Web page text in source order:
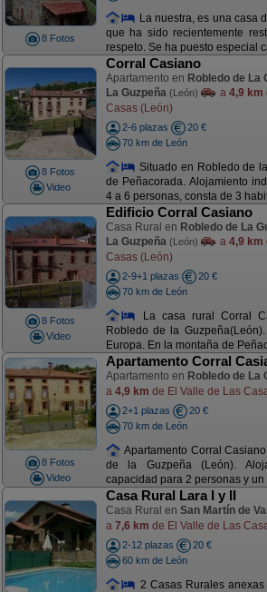
8 Fotos
La nuestra, es una casa
que ha sido recientemente
respeto. Se ha puesto especial
8 Fotos
Video
Corral Casiano
Apartamento en Robledo de La
La Guzpeña (León) a 4,9 km
Casas (León)
2-6 plazas
20 €
70 km de León
Situado en Robledo de
de Peñacorada. Alojamiento
4 a 6 personas, consta de 3
8 Fotos
Video
Edificio Corral Casiano
Casa Rural en Robledo de La
La Guzpeña (León) a 4,9 km
Casas (León)
2-9+1 plazas
20 €
70 km de León
La casa rural Corral
Robledo de la
Europa. En la montaña de
8 Fotos
Video
Apartamento Corral
Apartamento en Robledo de La
a 4,9 km de El Valle de Las
2+1 plazas
20 €
70 km de León
Apartamento Corral
de la Guzpeña (León).
capacidad para 2 personas y un
Casa Rural Lara I y II
Casa Rural en San Martín de
a 7,6 km de El Valle de Las
2-12 plazas
20 €
60 km de León
2 Casas Rurales